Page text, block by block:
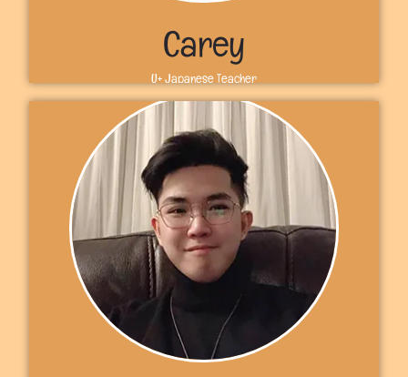
Carey
U+ Japanese Teacher
Sobre mí
こんにちは! Bienvenido a U+. Soy la profesora Carey, una
profesora de japonés de Toronto, Canadá. He estado
enseñando japonés a estudiantes de diferentes edades,
desde los 4 años. Espero que puedas unirte a las clases
de U+ y aprender japonés. Nos vemos en U+, Carey
Más información